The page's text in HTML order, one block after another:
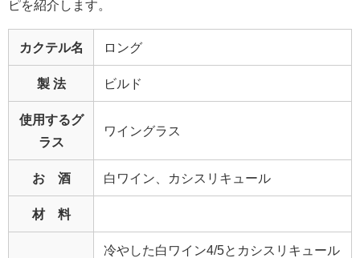
ピを紹介します。
カクテル名 ロング
製 法 ビルド
使用するグ
ラス
ワイングラス
お 酒 白ワイン、カシスリキュール
材 料
冷やした白ワイン4/5とカシスリキュール